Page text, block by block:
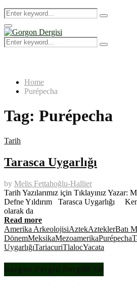
Search
for:
Search
Primary
Menu
Search
for:
Search
Home
Purépecha
Tag: Purépecha
Tarih
Tarasca Uygarlığı
by Melis Fettahoğlu-Hallier
Tarih Yazılarımız için Tıklayınız
Defne Yıldırım Tarasca Uygarlığı
olarak da
Read more
Amerika ArkeolojisiAztekAzteklerBatı
DönemMeksikaMezoamerikaPurépecha
UygarlığıTariacuriTlalocYacata
Gorgon Dergisi Dergilik’te!